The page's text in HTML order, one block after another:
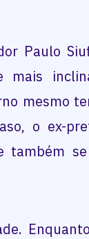
Paulo
mais
mesmo
o ex-
também